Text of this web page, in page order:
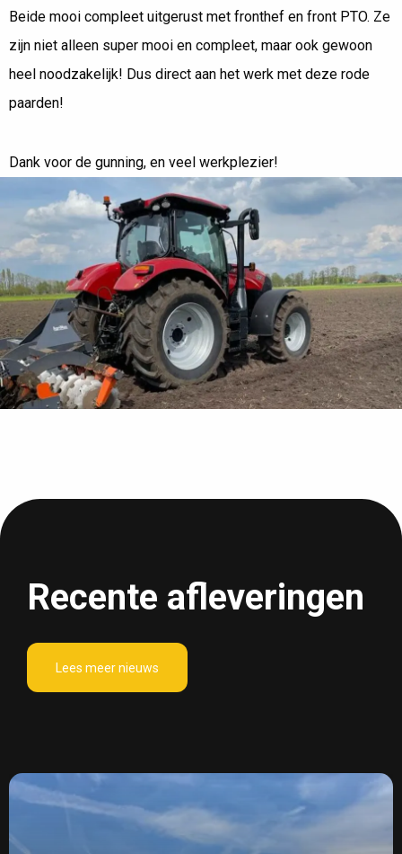
Beide mooi compleet uitgerust met fronthef en front PTO. Ze
zijn niet alleen super mooi en compleet, maar ook gewoon
heel noodzakelijk! Dus direct aan het werk met deze rode
paarden!
Dank voor de gunning, en veel werkplezier!
Recente afleveringen
Lees meer nieuws